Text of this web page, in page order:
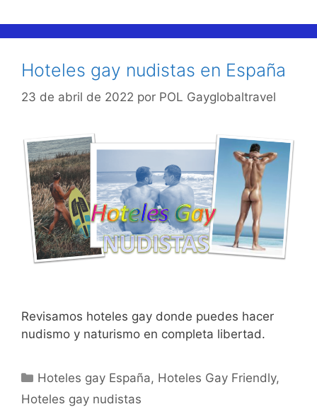
Hoteles gay nudistas en España
23 de abril de 2022 por POL Gayglobaltravel
Revisamos hoteles gay donde puedes hacer
nudismo y naturismo en completa libertad.
Categorías
Hoteles gay España, Hoteles Gay Friendly,
Hoteles gay nudistas